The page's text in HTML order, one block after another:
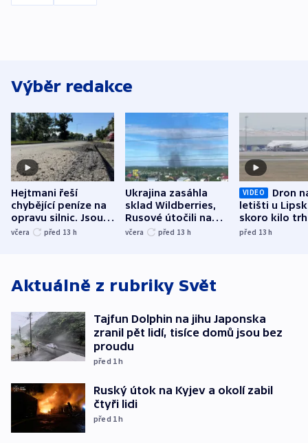
Výběr redakce
Hejtmani řeší
chybějící peníze na
opravu silnic. Jsou
nenárokové, namítá
včera před 13 h
Ukrajina zasáhla
sklad Wildberries,
Rusové útočili na
trh, hasiče či
včera před 13 h
VIDEO
Dron
letišti u
skoro kilo
indicie
před 13h
Aktuálně z rubriky Svět
Tajfun Dolphin na jihu Japonska
zranil pět lidí, tisíce domů jsou bez
proudu
před 1h
Ruský útok na Kyjev a okolí zabil
čtyři lidi
před 1h